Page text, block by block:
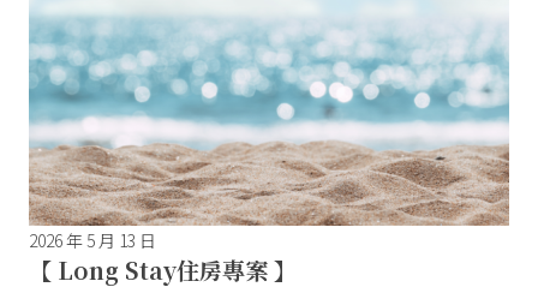
2026 年 5 月 13 日
【 Long Stay住房專案 】